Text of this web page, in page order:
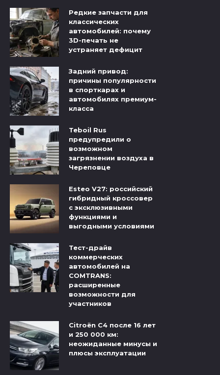
Редкие запчасти для
классических
автомобилей: почему
3D-печать не
устраняет дефицит
Задний привод:
причины популярности
в спорткарах и
автомобилях премиум-
класса
Teboil Rus
предупредили о
возможном
загрязнении воздуха в
Череповце
Esteo V27: российский
гибридный кроссовер
с эксклюзивными
функциями и
выгодными условиями
Тест-драйв
коммерческих
автомобилей на
COMTRANS:
расширенные
возможности для
участников
Citroёn C4 после 16 лет
и 250 000 км:
неожиданные минусы и
плюсы эксплуатации